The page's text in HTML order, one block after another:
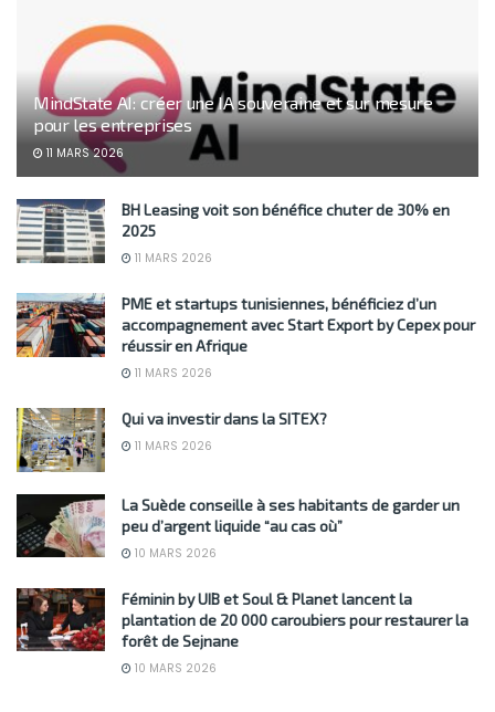
MindState AI: créer une IA souveraine et sur mesure
pour les entreprises
11 MARS 2026
BH Leasing voit son bénéfice chuter de 30% en
2025
11 MARS 2026
PME et startups tunisiennes, bénéficiez d’un
accompagnement avec Start Export by Cepex pour
réussir en Afrique
11 MARS 2026
Qui va investir dans la SITEX?
11 MARS 2026
La Suède conseille à ses habitants de garder un
peu d’argent liquide “au cas où”
10 MARS 2026
Féminin by UIB et Soul & Planet lancent la
plantation de 20 000 caroubiers pour restaurer la
forêt de Sejnane
10 MARS 2026